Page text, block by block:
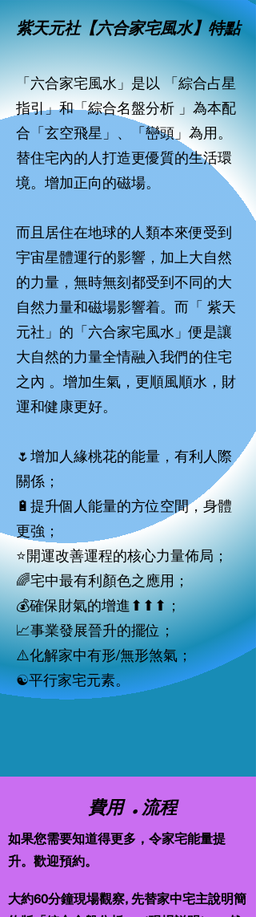
紫天元社【六合家宅風水】特點
「六合家宅風水」是以 「綜合占星
指引」和「綜合名盤分析 」為本配
合「玄空飛星」、「巒頭」為用。
替住宅內的人打造更優質的生活環
境。增加正向的磁場。
而且居住在地球的人類本來便受到
宇宙星體運行的影響，加上大自然
的力量，無時無刻都受到不同的大
自然力量和磁場影響着。而「 紫天
元社」的「六合家宅風水」便是讓
大自然的力量全情融入我們的住宅
之內 。增加生氣，更順風順水，財
運和健康更好。
🌷增加人緣桃花的能量，有利人際
關係；
🔋提升個人能量的方位空間，身體
更強；
⭐️開運改善運程的核心力量佈局；
🌈宅中最有利顏色之應用；
💰確保財氣的增進⬆⬆⬆；
📈事業發展晉升的擺位；
⚠️化解家中有形/無形煞氣；
☯️平行家宅元素。
費用​ .流程
如果您需要知道得更多，令家宅能量提
升。歡迎預約。
大約60分鐘現場觀察, 先替家中宅主說明簡